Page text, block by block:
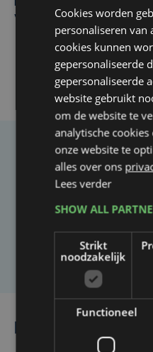
Ventoux
Taalfout
Heb je een taal- of
Laat het
Cookies worden
personaliseren van
cookies kunnen
gepersonaliseerde
gepersonaliseerde
website gebruikt
om de website te
analytische
onze website te
alles over ons
Lees verder
SHOW ALL
Strikt
noodzakelijk
Functioneel